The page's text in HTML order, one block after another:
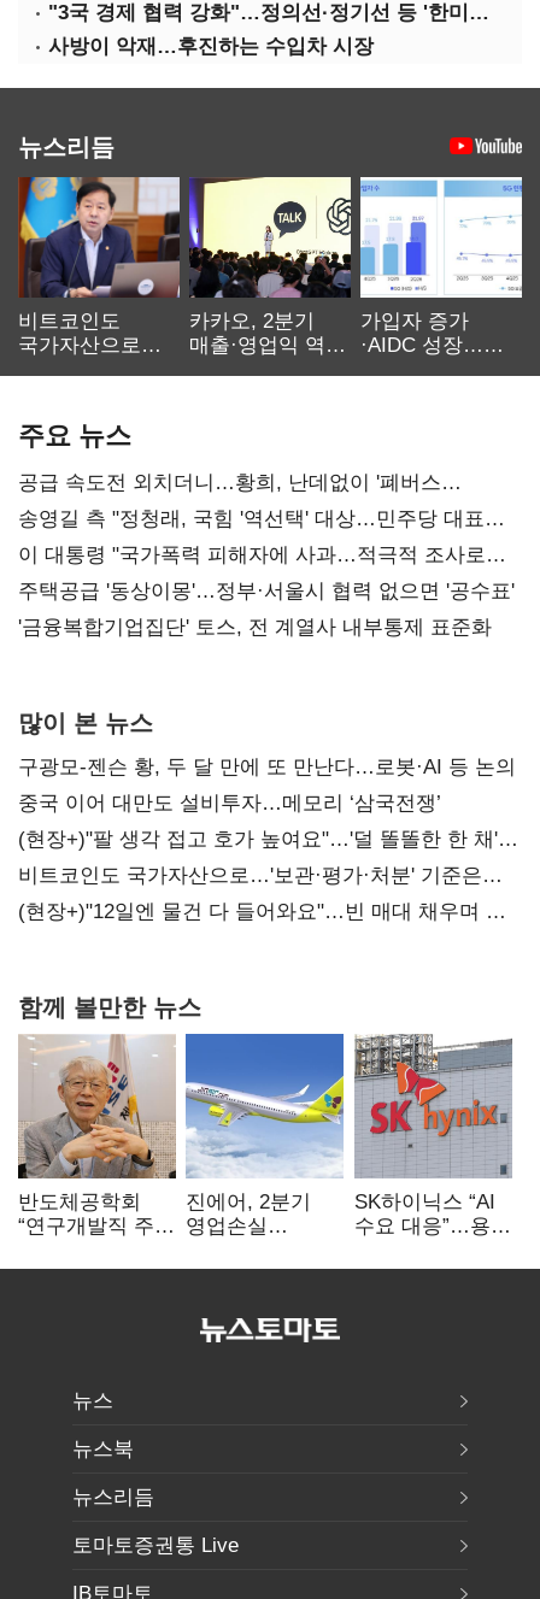
"3국 경제 협력 강화"…정의선·정기선 등 '한미일 경제대화' 참석
사방이 악재…후진하는 수입차 시장
뉴스리듬
비트코인도
국가자산으로…'
카카오, 2분기
매출·영업익 역대
가입자 증가
·AIDC 성장…
주요 뉴스
공급 속도전 외치더니…황희, 난데없이 '폐버스
리모델링' 제안
송영길 측 "정청래, 국힘 '역선택' 대상…민주당 대표로
총선 지휘 못해"
이 대통령 "국가폭력 피해자에 사과…적극적 조사로
진실 밝혀야"
주택공급 '동상이몽'…정부·서울시 협력 없으면 '공수표'
'금융복합기업집단' 토스, 전 계열사 내부통제 표준화
많이 본 뉴스
구광모-젠슨 황, 두 달 만에 또 만난다…로봇·AI 등 논의
중국 이어 대만도 설비투자…메모리 ‘삼국전쟁’
(현장+)"팔 생각 접고 호가 높여요"…'덜 똘똘한 한 채'
20억 키맞추기
비트코인도 국가자산으로…'보관·평가·처분' 기준은
숙제
(현장+)"12일엔 물건 다 들어와요"…빈 매대 채우며 문
함께 볼만한 뉴스
반도체공학회
“연구개발직 주
개선해야”
진에어, 2분기
영업손실
상승 여파
SK하이닉스 “AI
수요 대응”…용인
투자
뉴스
뉴스북
뉴스리듬
토마토증권통 Live
IB토마토